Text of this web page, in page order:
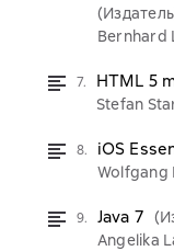
Bernhard
7. HTML 5
Stefan
8. iOS
Wolfgang
9. Java 7
Angelika